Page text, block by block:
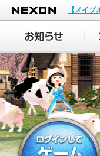
NEXON
【メイ